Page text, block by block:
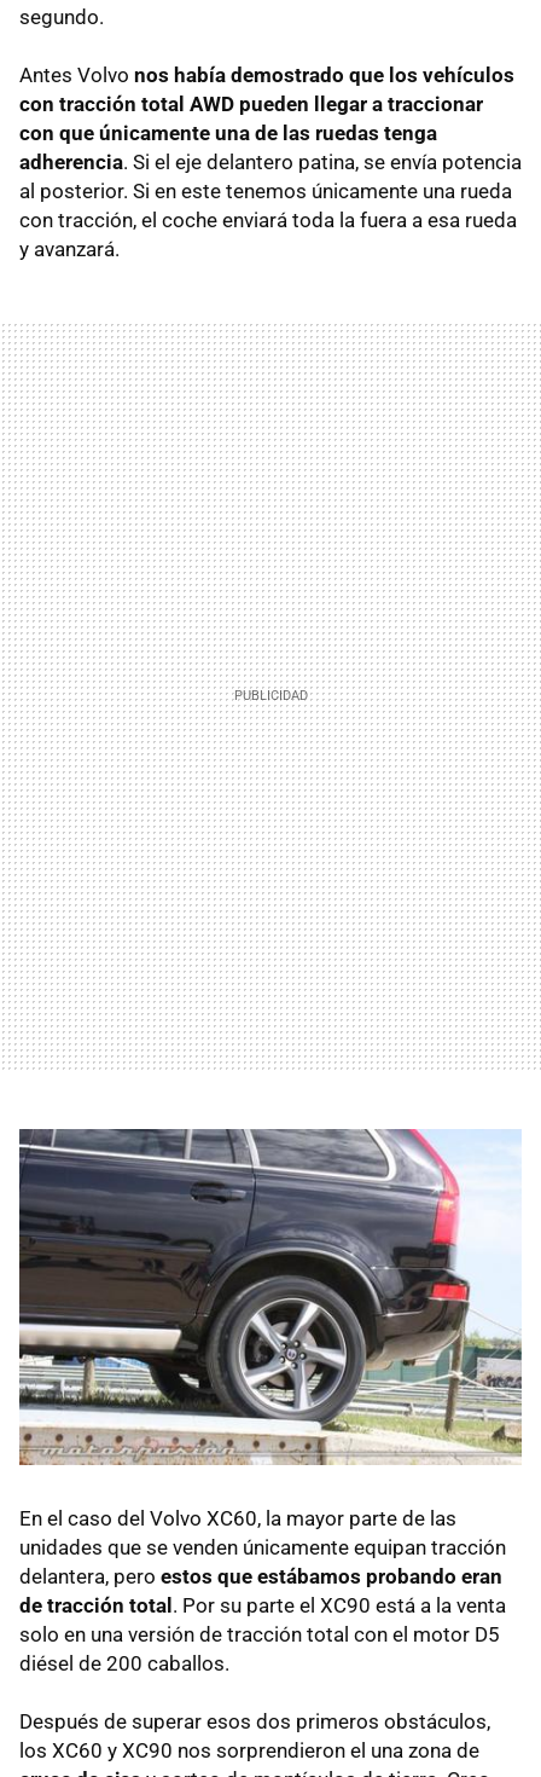
segundo.
Antes Volvo nos había demostrado que los vehículos
con tracción total AWD pueden llegar a traccionar
con que únicamente una de las ruedas tenga
adherencia. Si el eje delantero patina, se envía potencia
al posterior. Si en este tenemos únicamente una rueda
con tracción, el coche enviará toda la fuera a esa rueda
y avanzará.
En el caso del Volvo XC60, la mayor parte de las
unidades que se venden únicamente equipan tracción
delantera, pero estos que estábamos probando eran
de tracción total. Por su parte el XC90 está a la venta
solo en una versión de tracción total con el motor D5
diésel de 200 caballos.
Después de superar esos dos primeros obstáculos,
los XC60 y XC90 nos sorprendieron el una zona de